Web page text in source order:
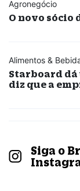
Agronegócio
O novo sócio
Alimentos &
Starboard dá
diz que a
Siga o